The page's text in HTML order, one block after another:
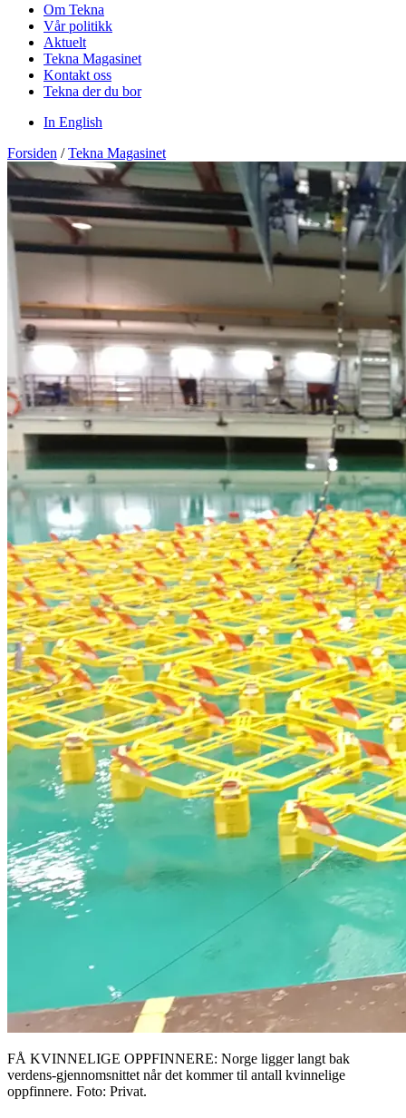
Om Tekna
Vår politikk
Aktuelt
Tekna Magasinet
Kontakt oss
Tekna der du bor
In English
Forsiden / Tekna Magasinet
FÅ KVINNELIGE OPPFINNERE: Norge ligger langt bak
verdens-gjennomsnittet når det kommer til antall kvinnelige
oppfinnere. Foto: Privat.